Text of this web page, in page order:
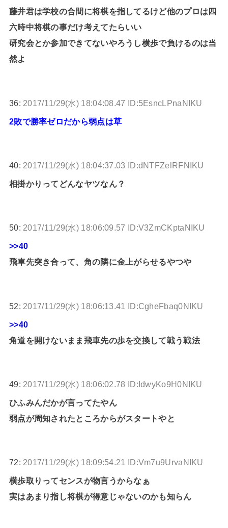
藤井君は学校の合間に将棋を指してるけど他のプロは四
六時中将棋の事だけ考えてたらいい
研究会とか参加できてないやろうし横歩で負けるのは当
然よ
36: 2017/11/29(水) 18:04:08.47 ID:5EsncLPnaNIKU
2敗で勝率ゼロだから弱点は草
40: 2017/11/29(水) 18:04:37.03 ID:dNTFZelRFNIKU
相掛かりってどんなヤツなん？
50: 2017/11/29(水) 18:06:09.57 ID:V3ZmCKptaNIKU
>>40
飛車先突き合って、角の隣に金上がらせるやつや
52: 2017/11/29(水) 18:06:13.41 ID:CgheFbaq0NIKU
>>40
角道を開けないまま飛車先の歩を交換して戦う戦法
49: 2017/11/29(水) 18:06:02.78 ID:IdwyKo9H0NIKU
ひふみんだかが言ってたやん
弱点が周知されたところからがスタートやと
72: 2017/11/29(水) 18:09:54.21 ID:Vm7u9UrvaNIKU
横歩取りってセンスが物言うからなぁ
実はあまり指し将棋が得意じゃないのかも知らん